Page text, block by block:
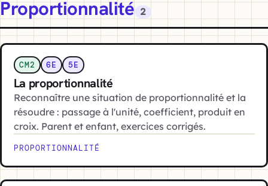
Proportionnalité 2
CM2 6E 5E
La proportionnalité
Reconnaître une situation de proportionnalité et la
résoudre : passage à l'unité, coefficient, produit en
croix. Parent et enfant, exercices corrigés.
PROPORTIONNALITÉ